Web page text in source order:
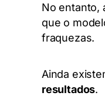
No entanto,
que o
fraquezas.
Ainda
resultados.